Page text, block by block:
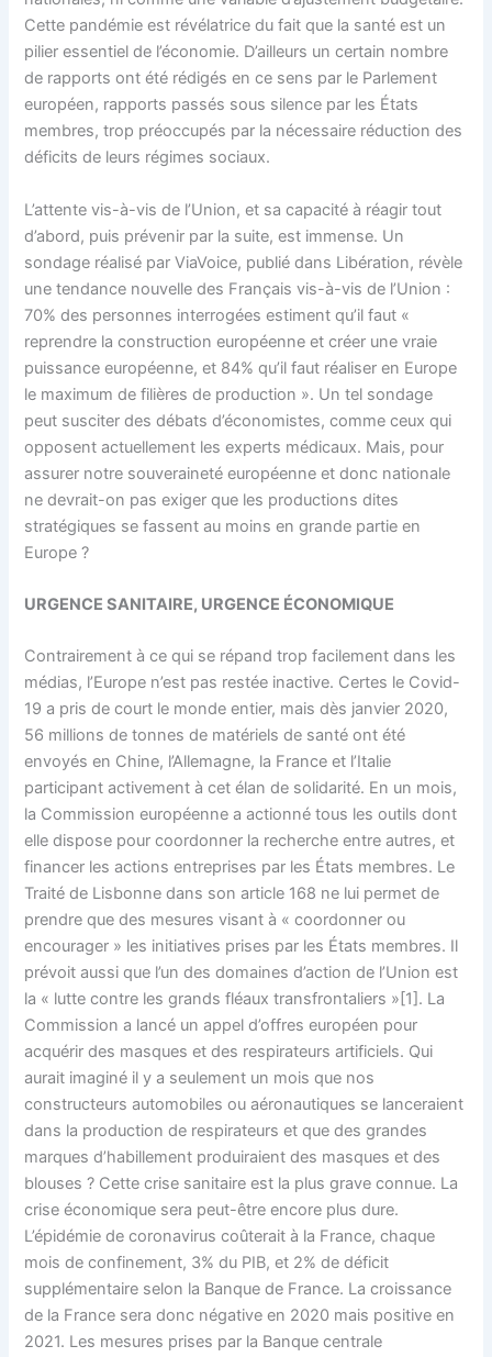
Cette pandémie est révélatrice du fait que la santé est un
pilier essentiel de l’économie. D’ailleurs un certain nombre
de rapports ont été rédigés en ce sens par le Parlement
européen, rapports passés sous silence par les États
membres, trop préoccupés par la nécessaire réduction des
déficits de leurs régimes sociaux.
L’attente vis-à-vis de l’Union, et sa capacité à réagir tout
d’abord, puis prévenir par la suite, est immense. Un
sondage réalisé par ViaVoice, publié dans Libération, révèle
une tendance nouvelle des Français vis-à-vis de l’Union :
70% des personnes interrogées estiment qu’il faut «
reprendre la construction européenne et créer une vraie
puissance européenne, et 84% qu’il faut réaliser en Europe
le maximum de filières de production ». Un tel sondage
peut susciter des débats d’économistes, comme ceux qui
opposent actuellement les experts médicaux. Mais, pour
assurer notre souveraineté européenne et donc nationale
ne devrait-on pas exiger que les productions dites
stratégiques se fassent au moins en grande partie en
Europe ?
URGENCE SANITAIRE, URGENCE ÉCONOMIQUE
Contrairement à ce qui se répand trop facilement dans les
médias, l’Europe n’est pas restée inactive. Certes le Covid-
19 a pris de court le monde entier, mais dès janvier 2020,
56 millions de tonnes de matériels de santé ont été
envoyés en Chine, l’Allemagne, la France et l’Italie
participant activement à cet élan de solidarité. En un mois,
la Commission européenne a actionné tous les outils dont
elle dispose pour coordonner la recherche entre autres, et
financer les actions entreprises par les États membres. Le
Traité de Lisbonne dans son article 168 ne lui permet de
prendre que des mesures visant à « coordonner ou
encourager » les initiatives prises par les États membres. Il
prévoit aussi que l’un des domaines d’action de l’Union est
la « lutte contre les grands fléaux transfrontaliers »[1]. La
Commission a lancé un appel d’offres européen pour
acquérir des masques et des respirateurs artificiels. Qui
aurait imaginé il y a seulement un mois que nos
constructeurs automobiles ou aéronautiques se lanceraient
dans la production de respirateurs et que des grandes
marques d’habillement produiraient des masques et des
blouses ? Cette crise sanitaire est la plus grave connue. La
crise économique sera peut-être encore plus dure.
L’épidémie de coronavirus coûterait à la France, chaque
mois de confinement, 3% du PIB, et 2% de déficit
supplémentaire selon la Banque de France. La croissance
de la France sera donc négative en 2020 mais positive en
2021. Les mesures prises par la Banque centrale